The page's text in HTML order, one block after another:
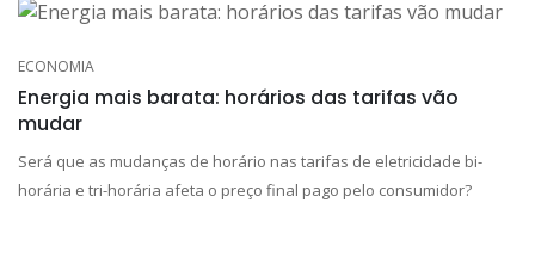
ECONOMIA
Energia mais barata: horários das tarifas vão
mudar
Será que as mudanças de horário nas tarifas de eletricidade bi-
horária e tri-horária afeta o preço final pago pelo consumidor?